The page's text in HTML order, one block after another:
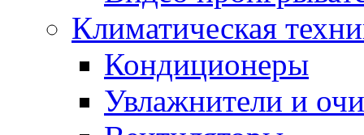
Климатическая
Кондиционеры
Увлажнители и